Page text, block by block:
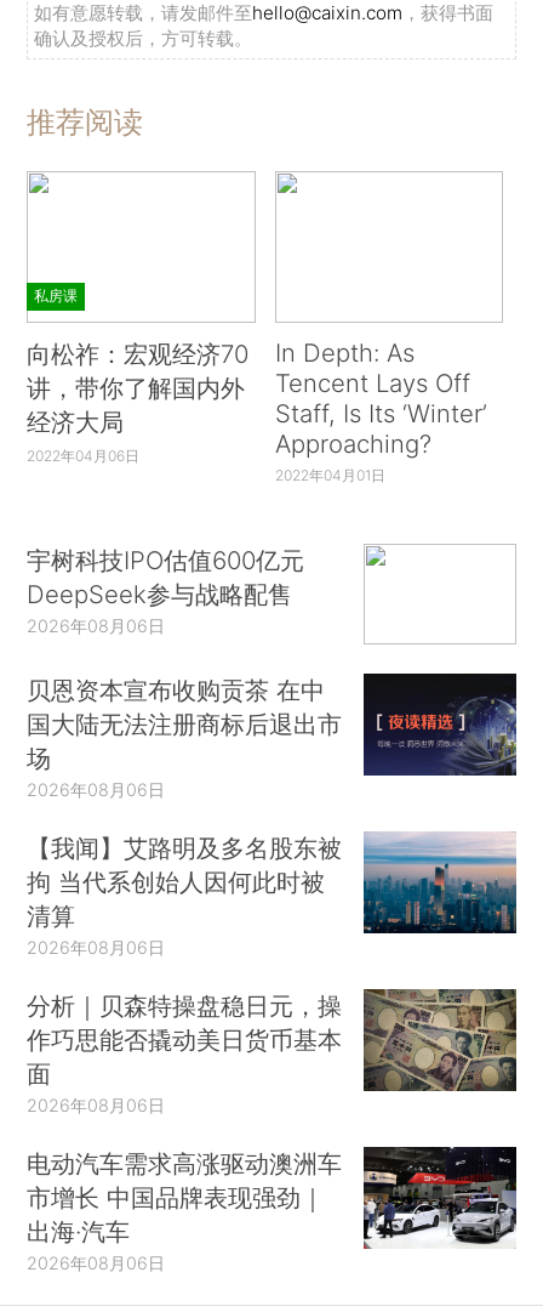
如有意愿转载，请发邮件至hello@caixin.com ，获得书面
确认及授权后，方可转载。
推荐阅读
私房课
向松祚：宏观经济70
讲，带你了解国内外
经济大局
2022年04月06日
In Depth: As
Tencent Lays Off
Staff, Is Its ‘Winter’
Approaching?
2022年04月01日
宇树科技IPO估值600亿元
DeepSeek参与战略配售
2026年08月06日
贝恩资本宣布收购贡茶 在中
国大陆无法注册商标后退出市
场
2026年08月06日
【我闻】艾路明及多名股东被
拘 当代系创始人因何此时被
清算
2026年08月06日
分析｜贝森特操盘稳日元，操
作巧思能否撬动美日货币基本
面
2026年08月06日
电动汽车需求高涨驱动澳洲车
市增长 中国品牌表现强劲｜
出海·汽车
2026年08月06日